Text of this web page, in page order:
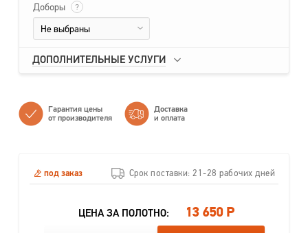
Доборы ?
Не выбраны
ДОПОЛНИТЕЛЬНЫЕ УСЛУГИ
Гарантия цены
от производителя
Доставка
и оплата
под заказ Срок поставки: 21-28 рабочих дней
ЦЕНА ЗА ПОЛОТНО: 13 650 Р